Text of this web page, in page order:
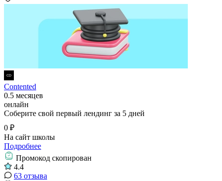
Contented
0.5 месяцев
онлайн
Соберите свой первый лендинг за 5 дней
0 ₽
На сайт школы
Подробнее
Промокод скопирован
4.4
63 отзыва